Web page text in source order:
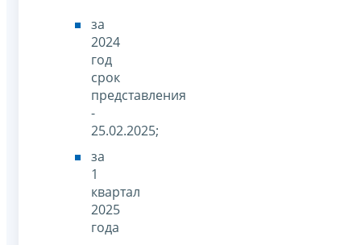
за
2024
год
срок
представления
-
25.02.2025;
за
1
квартал
2025
года